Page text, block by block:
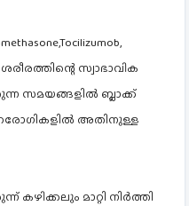
സ്വാഭാവിക
സമയങ്ങളിൽ ബ്ലാക്ക്
അതിനുള്ള
മാറ്റി നിർത്തി